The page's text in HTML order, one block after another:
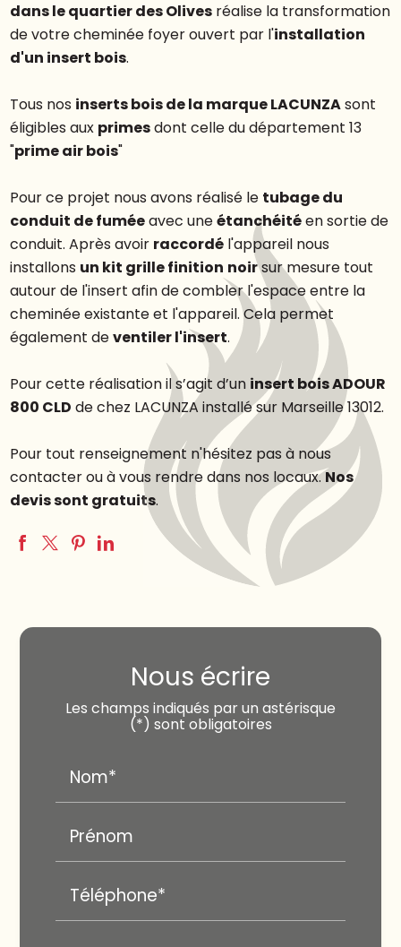
dans le quartier des Olives réalise la transformation
de votre cheminée foyer ouvert par l'installation
d'un insert bois.
Tous nos inserts bois de la marque LACUNZAsont
éligibles aux primesdont celle du département 13
"prime air bois"
Pour ce projet nous avons réalisé le tubage du
conduit de fuméeavec uneétanchéitéen sortie de
conduit. Après avoir raccordé l'appareil nous
installons un kit grille finition noirsur mesure tout
autour de l'insert afin de combler l'espace entre la
cheminée existante et l'appareil. Cela permet
également deventiler l'insert.
Pour cette réalisation il s’agit d’un insert bois ADOUR
800 CLD de chez LACUNZA installé sur Marseille 13012.
Pour tout renseignement n'hésitez pas à nous
contacter ou à vous rendre dans nos locaux.Nos
devis sont gratuits.
Nous écrire
Les champs indiqués par un astérisque
(*) sont obligatoires
Nom*
Prénom
Téléphone*